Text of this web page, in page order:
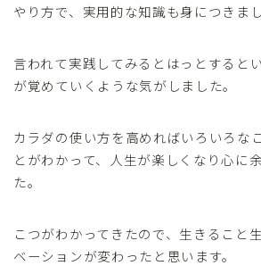
やり方で、実用的な知識も身につきまし
言われて実践してみるとはっとすると
が覚めていくような気がしました。
カラダの使い方を高めればいろいろな
とがわかって、人生が楽しくなり心に
た。
こつがわかってきたので、生きること
ベーションが変わったと思います。